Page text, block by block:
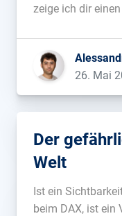
zeige ich dir
deiner Webseite
Ergebnisseiten
26. Mai
Der
Welt
Ist ein
beim DAX, ist ein